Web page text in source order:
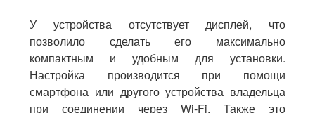
У устройства отсутствует дисплей, что
позволило сделать его максимально
компактным и удобным для установки.
Настройка производится при помощи
смартфона или другого устройства владельца
при соединении через Wi-Fi. Также это